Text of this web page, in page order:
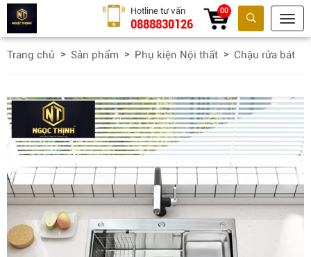
Tìm kiếm
Hotline tư vấn
0888830126
00
Trang chủ Sản phẩm Phụ kiện Nội thất Chậu rửa bát